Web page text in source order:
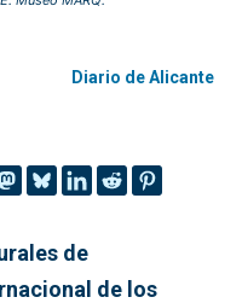
Diario de Alicante
de
de los